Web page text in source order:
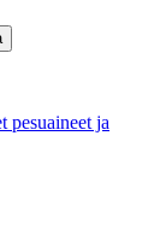
pesuaineet ja